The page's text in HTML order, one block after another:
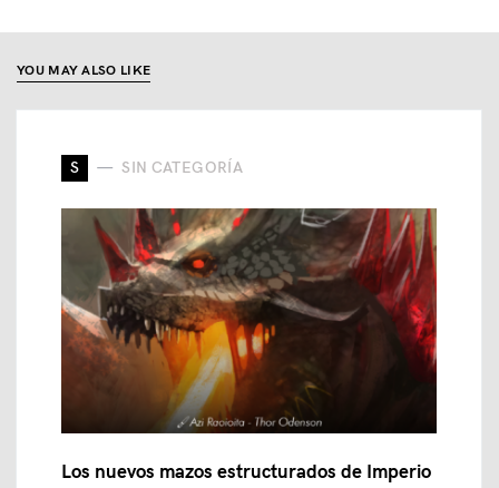
YOU MAY ALSO LIKE
S SIN CATEGORÍA
Los nuevos mazos estructurados de Imperio